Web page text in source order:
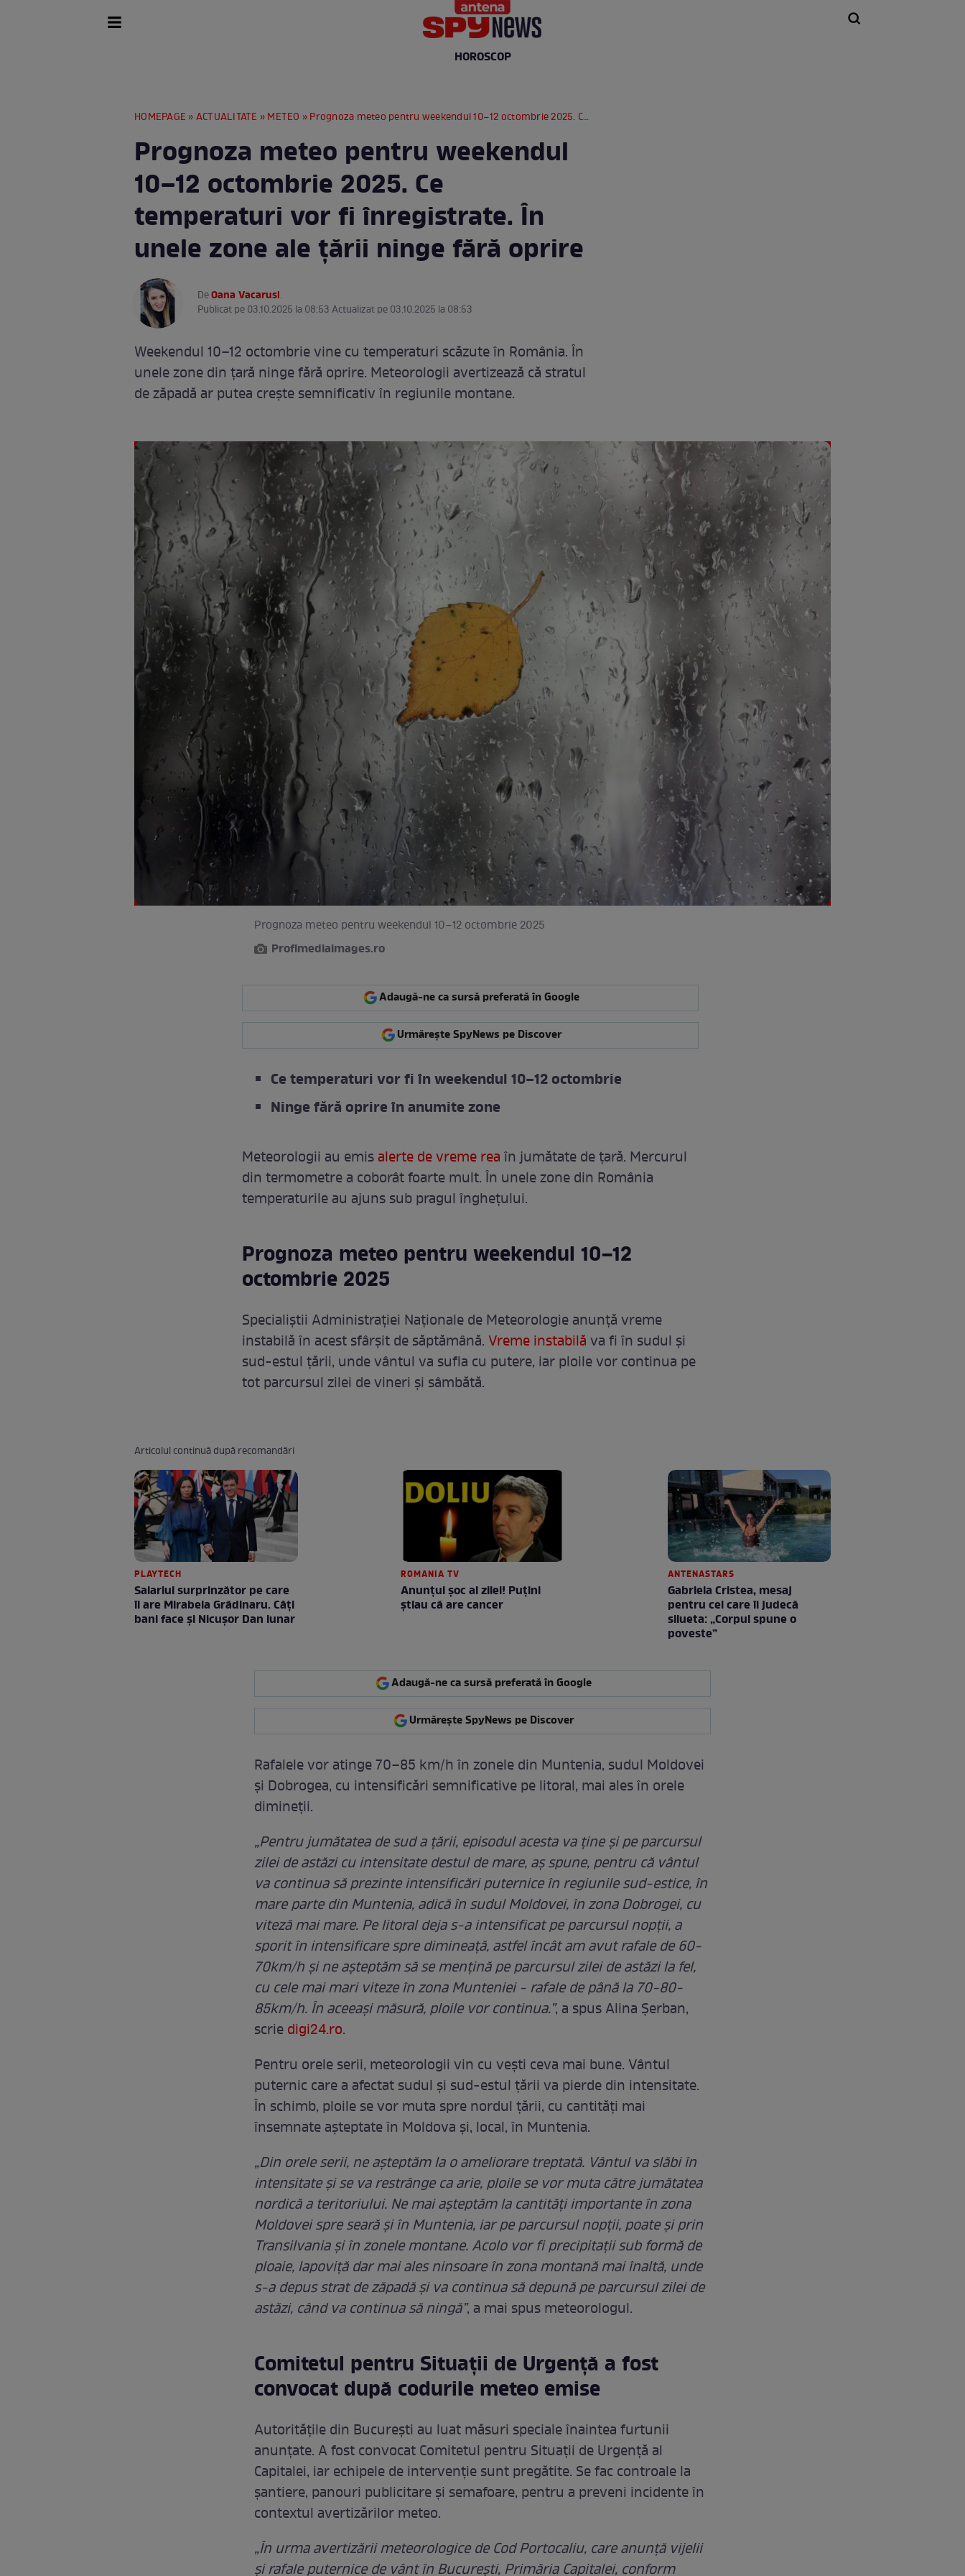
HOROSCOP
HOMEPAGE »ACTUALITATE »METEO » Prognoza meteo pentru weekendul 10–12 octombrie 2025. Ce temperaturi vor fi înregistrate. În unele zone ale țării ninge fără oprire
Prognoza meteo pentru weekendul
10–12 octombrie 2025. Ce
temperaturi vor fi înregistrate. În
unele zone ale țării ninge fără oprire
DeOana Vacarusi.
Publicat pe 03.10.2025 la 08:53 Actualizat pe 03.10.2025 la 08:53
Weekendul 10–12 octombrie vine cu temperaturi scăzute în România. În
unele zone din țară ninge fără oprire. Meteorologii avertizează că stratul
de zăpadă ar putea crește semnificativ în regiunile montane.
Prognoza meteo pentru weekendul 10–12 octombrie 2025
Profimediaimages.ro
Adaugă-ne ca sursă preferată în Google
Urmărește SpyNews pe Discover
Ce temperaturi vor fi în weekendul 10–12 octombrie
Ninge fără oprire în anumite zone
Meteorologii au emisalerte de vreme reaîn jumătate de țară. Mercurul
din termometre a coborât foarte mult. În unele zone din România
temperaturile au ajuns sub pragul înghețului.
Prognoza meteo pentru weekendul 10–12
octombrie 2025
Specialiștii Administrației Naționale de Meteorologie anunță vreme
instabilă în acest sfârșit de săptămână. Vreme instabilăva fi în sudul și
sud-estul țării, unde vântul va sufla cu putere, iar ploile vor continua pe
tot parcursul zilei de vineri și sâmbătă.
Articolul continuă după recomandări
PLAYTECH
Salariul surprinzător pe care
îl are Mirabela Grădinaru. Câţi
bani face şi Nicuşor Dan lunar
ROMANIA TV
Anunţul şoc al zilei! Puţini
ştiau că are cancer
ANTENASTARS
Gabriela Cristea, mesaj
pentru cei care îi judecă
silueta: „Corpul spune o
poveste”
Adaugă-ne ca sursă preferată în Google
Urmărește SpyNews pe Discover
Rafalele vor atinge 70–85 km/h în zonele din Muntenia, sudul Moldovei
și Dobrogea, cu intensificări semnificative pe litoral, mai ales în orele
dimineții.
„Pentru jumătatea de sud a țării, episodul acesta va ține și pe parcursul
zilei de astăzi cu intensitate destul de mare, aș spune, pentru că vântul
va continua să prezinte intensificări puternice în regiunile sud-estice, în
mare parte din Muntenia, adică în sudul Moldovei, în zona Dobrogei, cu
viteză mai mare. Pe litoral deja s-a intensificat pe parcursul nopții, a
sporit în intensificare spre dimineață, astfel încât am avut rafale de 60-
70km/h și ne așteptăm să se mențină pe parcursul zilei de astăzi la fel,
cu cele mai mari viteze în zona Munteniei - rafale de până la 70-80-
85km/h. În aceeași măsură, ploile vor continua.”, a spus Alina Șerban,
scriedigi24.ro.
Pentru orele serii, meteorologii vin cu vești ceva mai bune. Vântul
puternic care a afectat sudul și sud-estul țării va pierde din intensitate.
În schimb, ploile se vor muta spre nordul țării, cu cantități mai
însemnate așteptate în Moldova și, local, în Muntenia.
„Din orele serii, ne așteptăm la o ameliorare treptată. Vântul va slăbi în
intensitate și se va restrânge ca arie, ploile se vor muta către jumătatea
nordică a teritoriului. Ne mai așteptăm la cantități importante în zona
Moldovei spre seară și în Muntenia, iar pe parcursul nopții, poate și prin
Transilvania și în zonele montane. Acolo vor fi precipitații sub formă de
ploaie, lapoviță dar mai ales ninsoare în zona montană mai înaltă, unde
s-a depus strat de zăpadă și va continua să depună pe parcursul zilei de
astăzi, când va continua să ningă”, a mai spus meteorologul.
Comitetul pentru Situații de Urgență a fost
convocat după codurile meteo emise
Autoritățile din București au luat măsuri speciale înaintea furtunii
anunțate. A fost convocat Comitetul pentru Situații de Urgență al
Capitalei, iar echipele de intervenție sunt pregătite. Se fac controale la
șantiere, panouri publicitare și semafoare, pentru a preveni incidente în
contextul avertizărilor meteo.
„În urma avertizării meteorologice de Cod Portocaliu, care anunţă vijelii
şi rafale puternice de vânt în Bucureşti, Primăria Capitalei, conform